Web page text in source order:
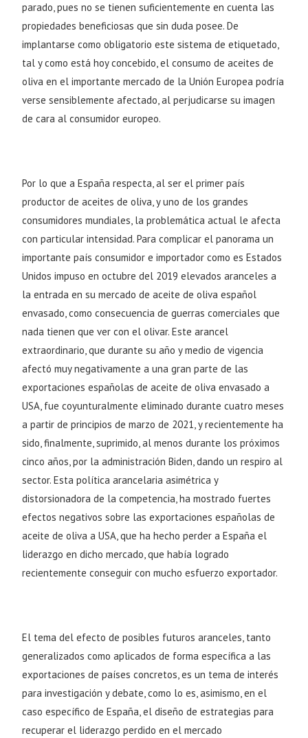
parado, pues no se tienen suficientemente en cuenta las
propiedades beneficiosas que sin duda posee. De
implantarse como obligatorio este sistema de etiquetado,
tal y como está hoy concebido, el consumo de aceites de
oliva en el importante mercado de la Unión Europea podría
verse sensiblemente afectado, al perjudicarse su imagen
de cara al consumidor europeo.
Por lo que a España respecta, al ser el primer país
productor de aceites de oliva, y uno de los grandes
consumidores mundiales, la problemática actual le afecta
con particular intensidad. Para complicar el panorama un
importante país consumidor e importador como es Estados
Unidos impuso en octubre del 2019 elevados aranceles a
la entrada en su mercado de aceite de oliva español
envasado, como consecuencia de guerras comerciales que
nada tienen que ver con el olivar. Este arancel
extraordinario, que durante su año y medio de vigencia
afectó muy negativamente a una gran parte de las
exportaciones españolas de aceite de oliva envasado a
USA, fue coyunturalmente eliminado durante cuatro meses
a partir de principios de marzo de 2021, y recientemente ha
sido, finalmente, suprimido, al menos durante los próximos
cinco años, por la administración Biden, dando un respiro al
sector. Esta política arancelaria asimétrica y
distorsionadora de la competencia, ha mostrado fuertes
efectos negativos sobre las exportaciones españolas de
aceite de oliva a USA, que ha hecho perder a España el
liderazgo en dicho mercado, que había logrado
recientemente conseguir con mucho esfuerzo exportador.
El tema del efecto de posibles futuros aranceles, tanto
generalizados como aplicados de forma específica a las
exportaciones de países concretos, es un tema de interés
para investigación y debate, como lo es, asimismo, en el
caso específico de España, el diseño de estrategias para
recuperar el liderazgo perdido en el mercado